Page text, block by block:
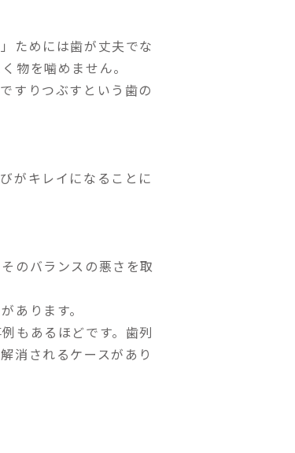
ためには歯が丈夫でな
物を噛めません。
すりつぶすという歯の
がキレイになることに
のバランスの悪さを取
あります。
もあるほどです。歯列
消されるケースがあり